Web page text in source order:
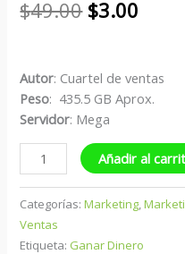
$49.00 $3.00
Autor: Cuartel de ventas
Peso: 435.5 GB Aprox.
Servidor: Mega
Añadir al
Categorías:Marketing,
Ventas
Etiqueta: Ganar Dinero